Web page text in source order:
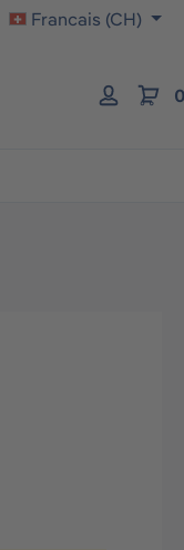
Francais (CH)